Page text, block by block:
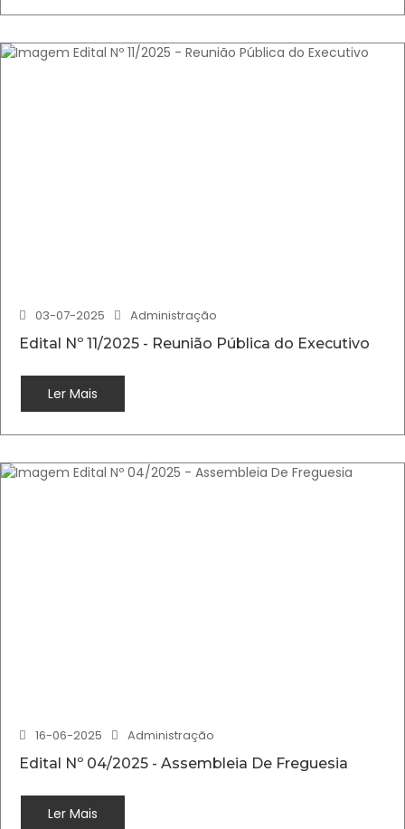
03-07-2025
Administração
Edital Nº 11/2025 - Reunião Pública do Executivo
Ler Mais
16-06-2025
Administração
Edital Nº 04/2025 - Assembleia De Freguesia
Ler Mais